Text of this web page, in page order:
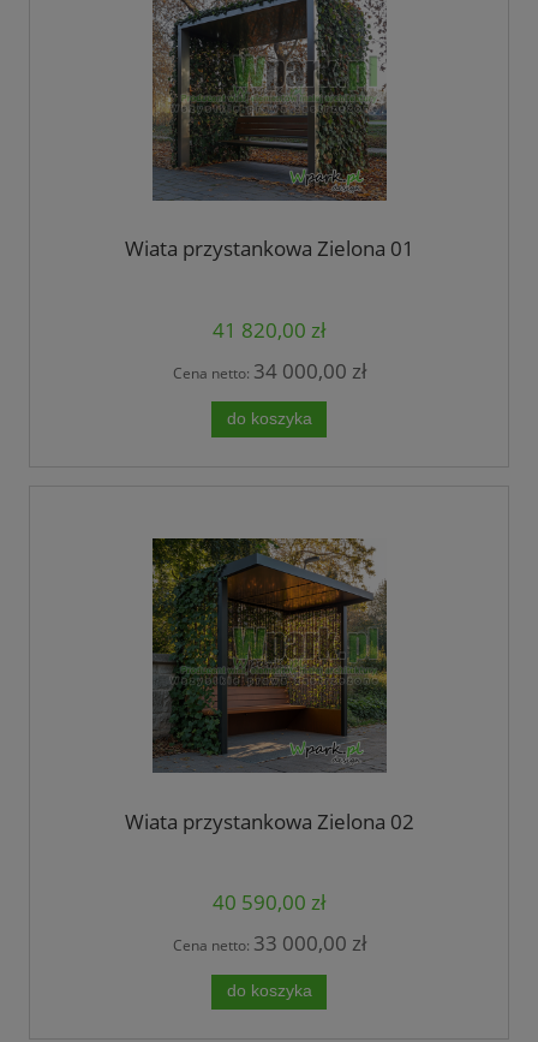
Wiata przystankowa Zielona 01
41 820,00 zł
Cena netto: 34 000,00 zł
do koszyka
Wiata przystankowa Zielona 02
40 590,00 zł
Cena netto: 33 000,00 zł
do koszyka